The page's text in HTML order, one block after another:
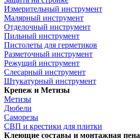
Измерительный инструмент
Малярный инструмент
Отделочный инструмент
Пильный инструмент
Пистолеты для герметиков
Разметочный инструмент
Режущий инструмент
Слесарный инструмент
Штукатурный инструмент
Крепеж и Метизы
Метизы
Дюбели
Саморезы
СВП и крестики для плитки
Клеющие составы и монтажная пена